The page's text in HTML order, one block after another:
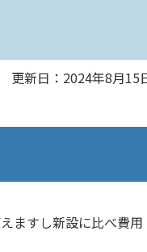
更新日：2024年8月15
ますし新設に比べ費用